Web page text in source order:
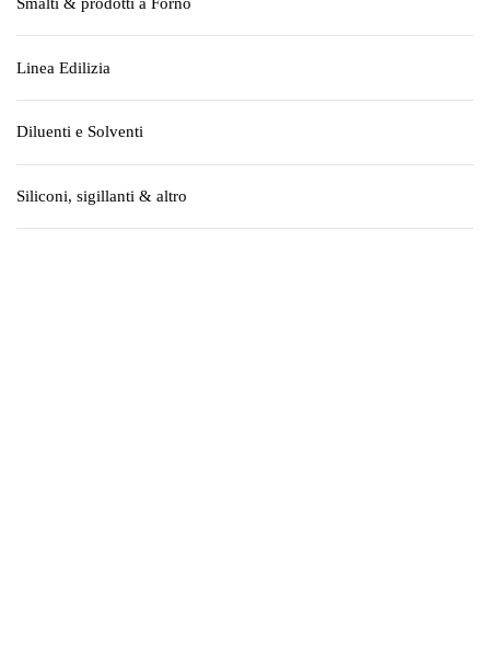
Linea Edilizia
Diluenti e Solventi
Siliconi, sigillanti & altro